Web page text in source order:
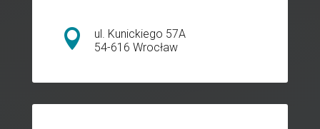

ul. Kunickiego 57A
54-616 Wrocław